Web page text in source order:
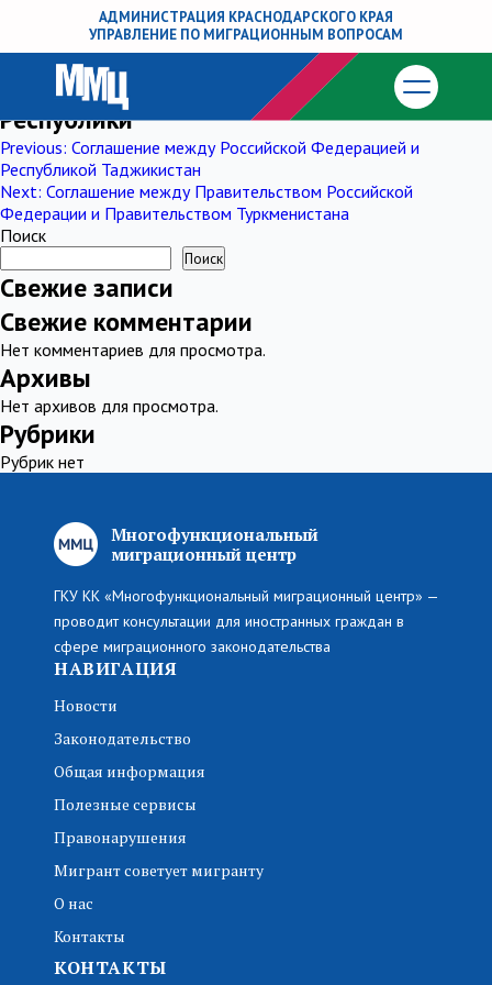
АДМИНИСТРАЦИЯ КРАСНОДАРСКОГО КРАЯ
УПРАВЛЕНИЕ ПО МИГРАЦИОННЫМ ВОПРОСАМ
Соглашение между Правительством
Российской Федерации и
Правительством Азербайджанской
Республики
Навигация
по
записям
Previous: Соглашение между Российской Федерацией и
Республикой Таджикистан
Next: Соглашение между Правительством Российской
Федерации и Правительством Туркменистана
Поиск
Поиск
Свежие записи
Свежие комментарии
Нет комментариев для просмотра.
Архивы
Нет архивов для просмотра.
Рубрики
Рубрик нет
Многофункциональный
миграционный центр
ГКУ КК «Многофункциональный миграционный центр» —
проводит консультации для иностранных граждан в
сфере миграционного законодательства
НАВИГАЦИЯ
Новости
Законодательство
Общая информация
Полезные сервисы
Правонарушения
Мигрант советует мигранту
О нас
Контакты
КОНТАКТЫ